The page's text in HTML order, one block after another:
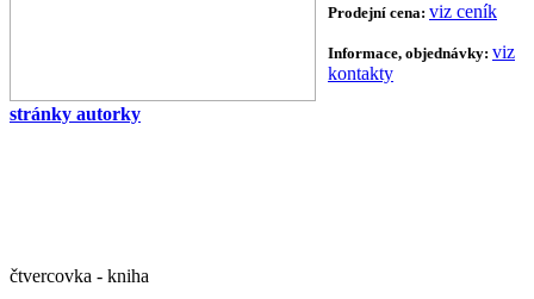
Prodejní cena: viz ceník
Informace, objednávky: viz
kontakty
stránky autorky
čtvercovka - kniha